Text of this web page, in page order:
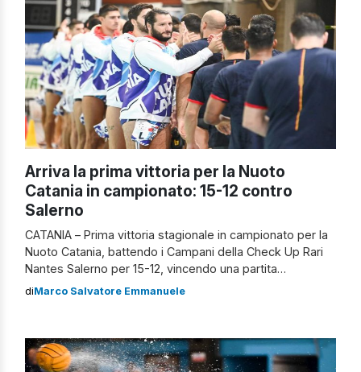
Arriva la prima vittoria per la Nuoto
Catania in campionato: 15-12 contro
Salerno
CATANIA – Prima vittoria stagionale in campionato per la
Nuoto Catania, battendo i Campani della Check Up Rari
Nantes Salerno per 15-12, vincendo una partita
fondamentale per il proprio cammino, e che fa
partita […]
diMarco Salvatore Emmanuele